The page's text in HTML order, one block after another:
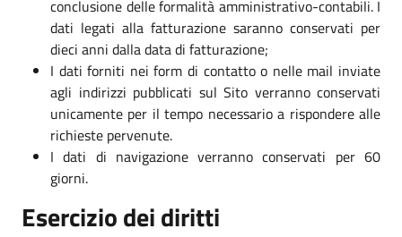
conclusione delle formalità amministrativo-contabili. I
dati legati alla fatturazione saranno conservati per
dieci anni dalla data di fatturazione;
I dati forniti nei form di contatto o nelle mail inviate
agli indirizzi pubblicati sul Sito verranno conservati
unicamente per il tempo necessario a rispondere alle
richieste pervenute.
I dati di navigazione verranno conservati per 60
giorni.
Esercizio dei diritti